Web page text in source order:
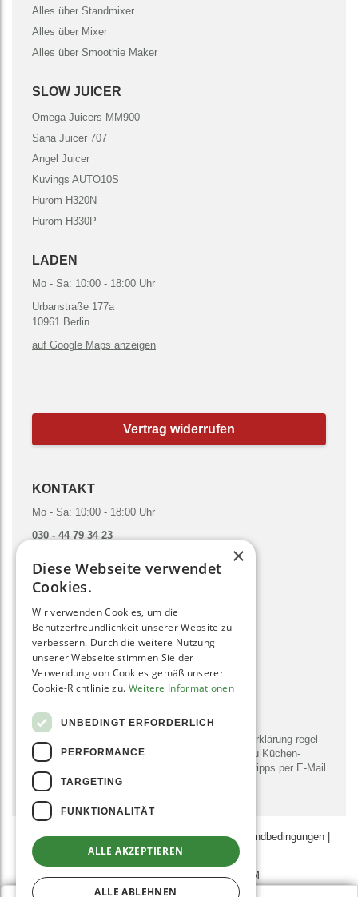
Alles über Standmixer
Alles über Mixer
Alles über Smoothie Maker
SLOW JUICER
Omega Juicers MM900
Sana Juicer 707
Angel Juicer
Kuvings AUTO10S
Hurom H320N
Hurom H330P
LADEN
Mo - Sa: 10:00 - 18:00 Uhr
Urbanstraße 177a
10961 Berlin
auf Google Maps anzeigen
Vertrag widerrufen
KONTAKT
Mo - Sa: 10:00 - 18:00 Uhr
030 - 44 79 34 23
zum Kontaktformular
SOCIAL MEDIA
NEWSLETTER
Bitte sendet mir entsprechend der Daten­schutz­erklärung regel­
mäßig und jederzeit wider­ruflich Infor­mationen zu Küchen­
geräten, -utensilien, Rezepten und Zu­bereitungs­tipps per E-Mail
AGB|Datenschutz­erklärung|Zahlungs- & Versand­bedingungen|
Impressum
JOBS
AFFILIATE-PROGRAMM
×
Diese Webseite verwendet
Cookies.
Wir verwenden Cookies, um die
Benutzerfreundlichkeit unserer Website zu
verbessern. Durch die weitere Nutzung
unserer Webseite stimmen Sie der
Verwendung von Cookies gemäß unserer
Cookie-Richtlinie zu. Weitere Informationen
UNBEDINGT ERFORDERLICH
PERFORMANCE
TARGETING
FUNKTIONALITÄT
ALLE AKZEPTIEREN
ALLE ABLEHNEN